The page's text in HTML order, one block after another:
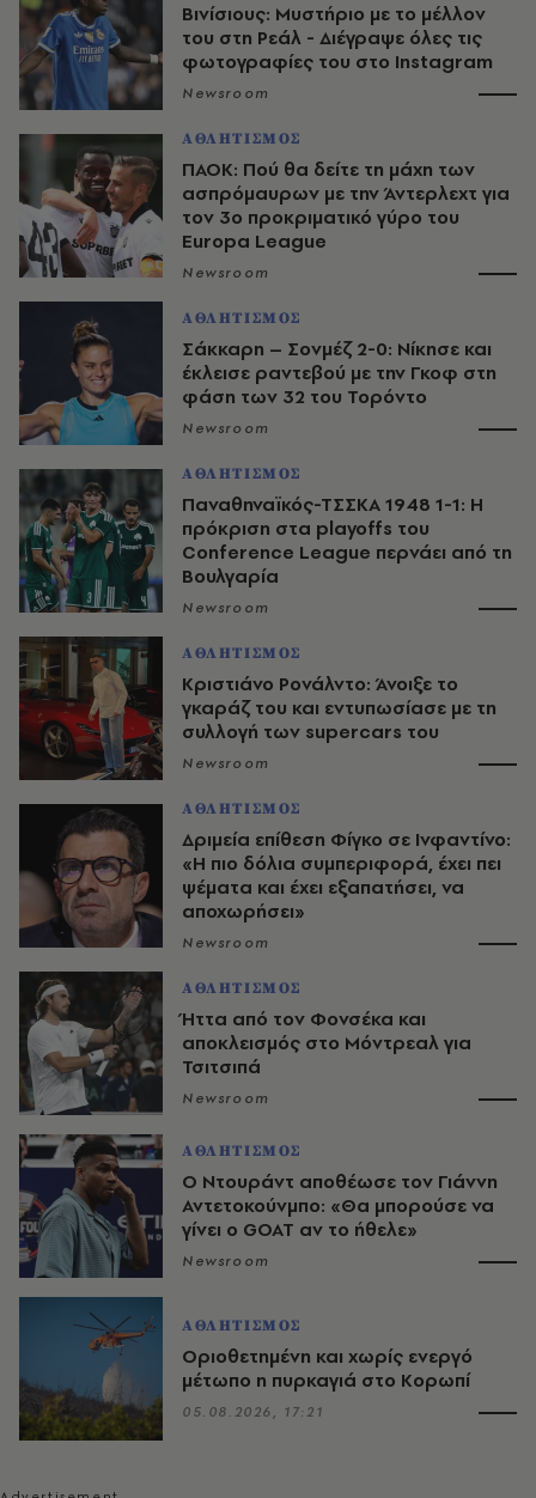
Βινίσιους: Μυστήριο με το μέλλον
του στη Ρεάλ - Διέγραψε όλες τις
φωτογραφίες του στο Instagram
Newsroom
ΑΘΛΗΤΙΣΜΟΣ
ΠΑΟΚ: Πού θα δείτε τη μάχη των
ασπρόμαυρων με την Άντερλεχτ για
τον 3ο προκριματικό γύρο του
Europa League
Newsroom
ΑΘΛΗΤΙΣΜΟΣ
Σάκκαρη – Σονμέζ 2-0: Νίκησε και
έκλεισε ραντεβού με την Γκοφ στη
φάση των 32 του Τορόντο
Newsroom
ΑΘΛΗΤΙΣΜΟΣ
Παναθηναϊκός-ΤΣΣΚΑ 1948 1-1: Η
πρόκριση στα playoffs του
Conference League περνάει από τη
Βουλγαρία
Newsroom
ΑΘΛΗΤΙΣΜΟΣ
Κριστιάνο Ρονάλντο: Άνοιξε το
γκαράζ του και εντυπωσίασε με τη
συλλογή των supercars του
Newsroom
ΑΘΛΗΤΙΣΜΟΣ
Δριμεία επίθεση Φίγκο σε Ινφαντίνο:
«Η πιο δόλια συμπεριφορά, έχει πει
ψέματα και έχει εξαπατήσει, να
αποχωρήσει»
Newsroom
ΑΘΛΗΤΙΣΜΟΣ
Ήττα από τον Φονσέκα και
αποκλεισμός στο Μόντρεαλ για
Τσιτσιπά
Newsroom
ΑΘΛΗΤΙΣΜΟΣ
Ο Ντουράντ αποθέωσε τον Γιάννη
Αντετοκούνμπο: «Θα μπορούσε να
γίνει ο GOAT αν το ήθελε»
Newsroom
ΑΘΛΗΤΙΣΜΟΣ
Οριοθετημένη και χωρίς ενεργό
μέτωπο η πυρκαγιά στο Κορωπί
05.08.2026, 17:21